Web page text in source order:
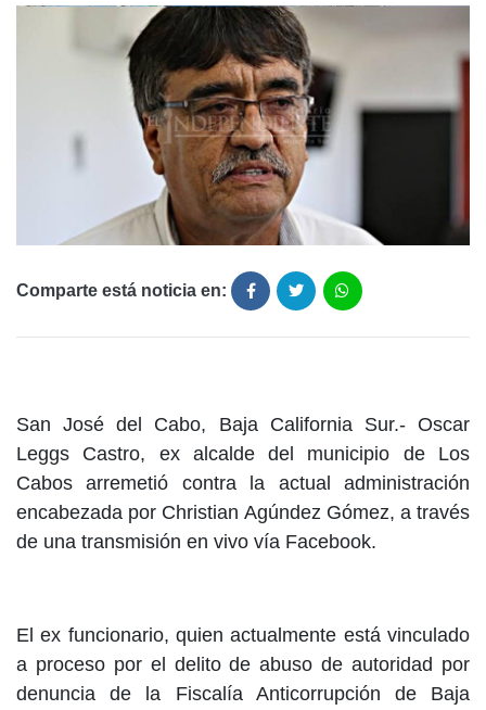
Comparte está noticia en:
San José del Cabo, Baja California Sur.- Oscar
Leggs Castro, ex alcalde del municipio de Los
Cabos arremetió contra la actual administración
encabezada por Christian Agúndez Gómez, a través
de una transmisión en vivo vía Facebook.
El ex funcionario, quien actualmente está vinculado
a proceso por el delito de abuso de autoridad por
denuncia de la Fiscalía Anticorrupción de Baja